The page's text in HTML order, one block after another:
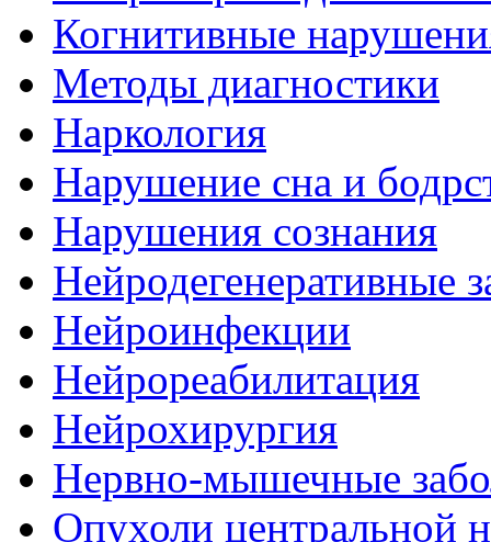
Когнитивные
Методы диагностики
Наркология
Нарушение сна и
Нарушения сознания
Нейродегенеративные
Нейроинфекции
Нейрореабилитация
Нейрохирургия
Нервно-мышечные
Опухоли центральной